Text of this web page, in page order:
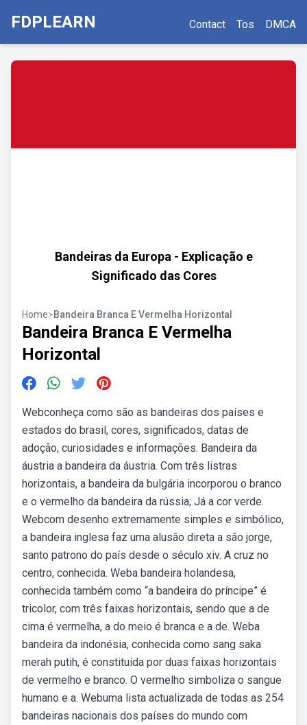
FDPLEARN Contact Tos DMCA
Bandeiras da Europa - Explicação e
Significado das Cores
Home>Bandeira Branca E Vermelha Horizontal
Bandeira Branca E Vermelha
Horizontal
Webconheça como são as bandeiras dos países e
estados do brasil, cores, significados, datas de
adoção, curiosidades e informações. Bandeira da
áustria a bandeira da áustria. Com três listras
horizontais, a bandeira da bulgária incorporou o branco
e o vermelho da bandeira da rússia; Já a cor verde.
Webcom desenho extremamente simples e simbólico,
a bandeira inglesa faz uma alusão direta a são jorge,
santo patrono do país desde o século xiv. A cruz no
centro, conhecida. Weba bandeira holandesa,
conhecida também como “a bandeira do príncipe” é
tricolor, com três faixas horizontais, sendo que a de
cima é vermelha, a do meio é branca e a de. Weba
bandeira da indonésia, conhecida como sang saka
merah putih, é constituída por duas faixas horizontais
de vermelho e branco. O vermelho simboliza o sangue
humano e a. Webuma lista actualizada de todas as 254
bandeiras nacionais dos países do mundo com